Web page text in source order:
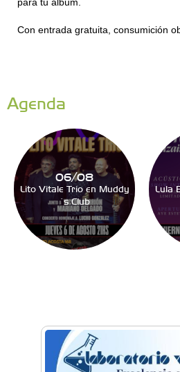
Con entrada gratuita, consumición
Agenda
06/08
Lito Vitale Trio en Muddy
´s Club
Lula